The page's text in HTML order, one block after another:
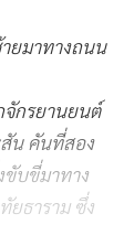
ยมาทางถนน
กรยานยนต์
น คันที่สอง
ขับขี่มาทาง
ยธาราม ซึ่ง